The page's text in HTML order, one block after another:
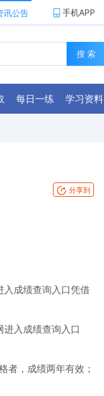
讯公告 手机APP
搜 索
每日一练 学习资料
分享到
入成绩查询入口凭借
进入成绩查询入口
者，成绩两年有效；